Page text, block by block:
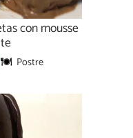
con mousse
Postre